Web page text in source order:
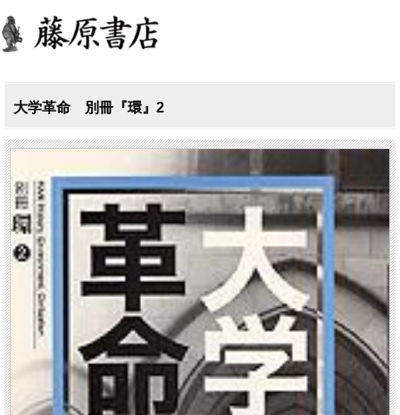
大学革命 別冊『環』2